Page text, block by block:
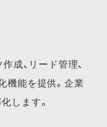
成、リード管理、
機能を提供。企業
します。